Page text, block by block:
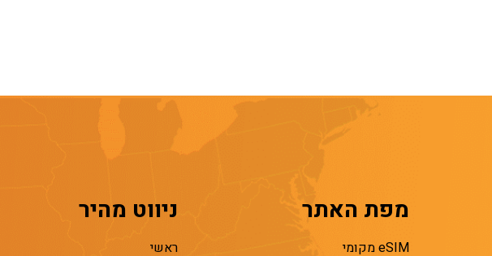
מפת האתר
eSIM מקומי
ניווט מהיר
ראשי